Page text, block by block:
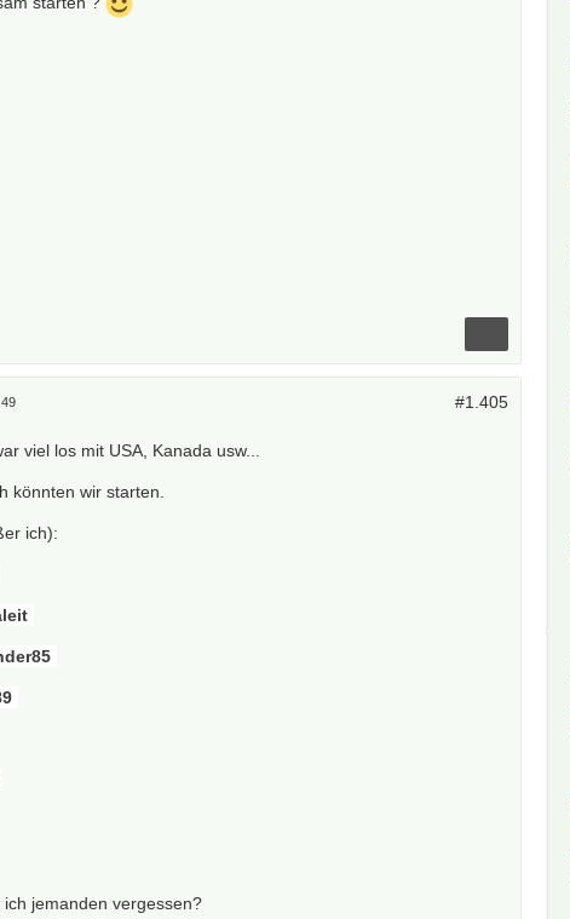
#1.405
viel los mit USA, Kanada usw...
könnten wir starten.
ich):
jemanden vergessen?